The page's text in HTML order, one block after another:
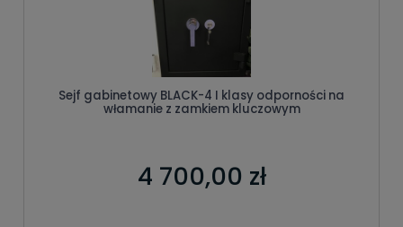
Sejf gabinetowy BLACK-4 I klasy odporności na
włamanie z zamkiem kluczowym
4 700,00 zł